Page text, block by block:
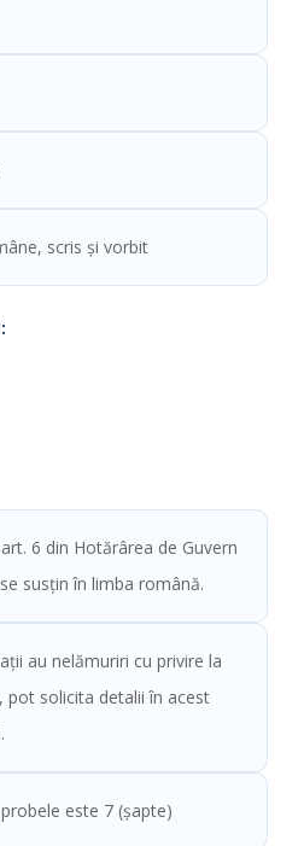
scris şi vorbit
6 din Hotărârea de Guvern
susţin în limba română.
au nelămuriri cu privire la
pot solicita detalii în acest
este 7 (şapte)